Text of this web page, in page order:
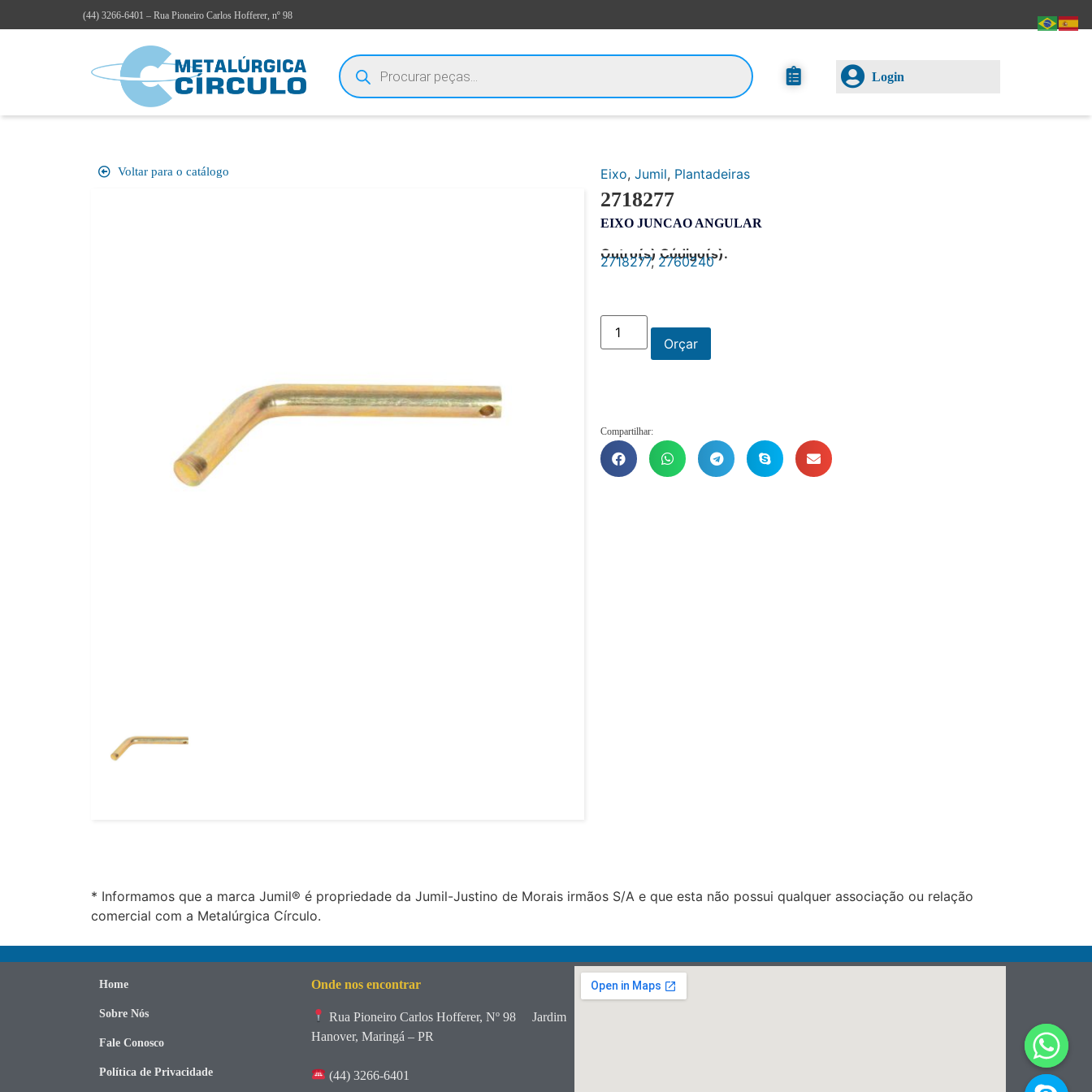
(44) 3266-6401 – Rua Pioneiro Carlos Hofferer, nº 98
Login
Voltar para o catálogo Eixo, Jumil, Plantadeiras
2718277
EIXO JUNCAO ANGULAR
Outro(s) Código(s):
2718277, 2760240
Orçar
Compartilhar:
* Informamos que a marca Jumil® é propriedade da Jumil-Justino de Morais irmãos S/A e que esta não possui qualquer associação ou relação
comercial com a Metalúrgica Círculo.
Home
Sobre Nós
Fale Conosco
Política de Privacidade
Onde nos encontrar
Rua Pioneiro Carlos Hofferer, Nº 98
Jardim
Hanover, Maringá – PR
(44) 3266-6401